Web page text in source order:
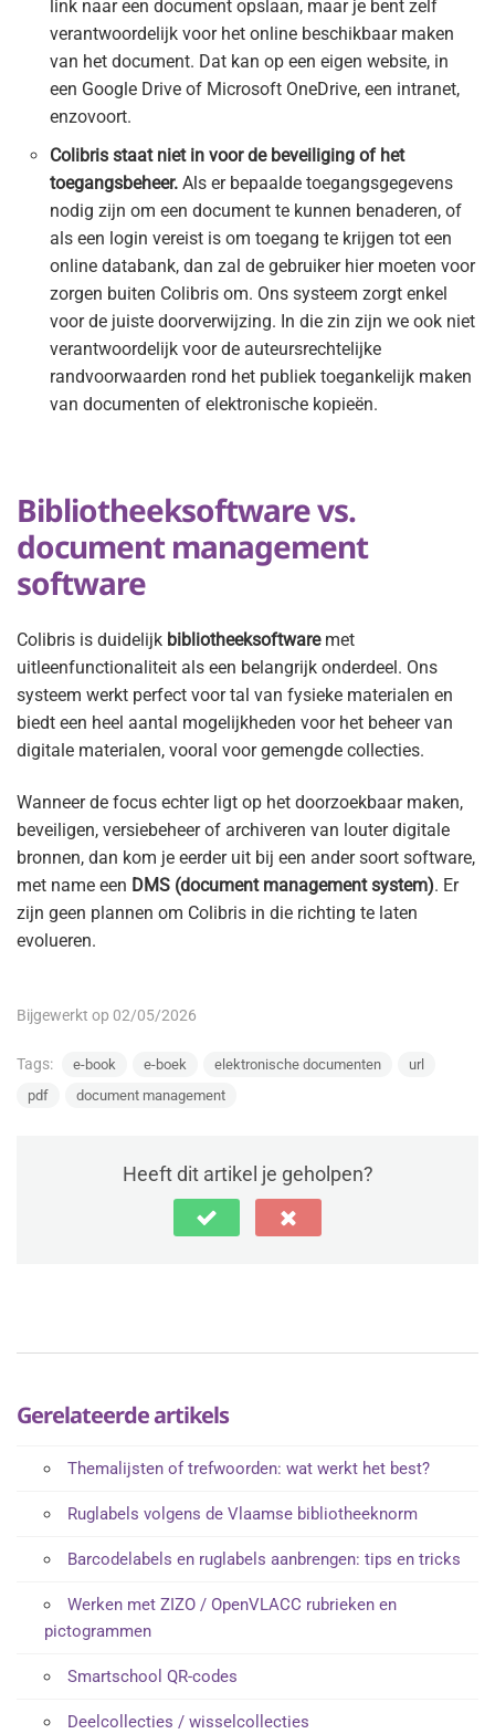
link naar een document opslaan, maar je bent zelf
verantwoordelijk voor het online beschikbaar maken
van het document. Dat kan op een eigen website, in
een Google Drive of Microsoft OneDrive, een intranet,
enzovoort.
Colibris staat niet in voor de beveiliging of het
toegangsbeheer. Als er bepaalde toegangsgegevens
nodig zijn om een document te kunnen benaderen, of
als een login vereist is om toegang te krijgen tot een
online databank, dan zal de gebruiker hier moeten voor
zorgen buiten Colibris om. Ons systeem zorgt enkel
voor de juiste doorverwijzing. In die zin zijn we ook niet
verantwoordelijk voor de auteursrechtelijke
randvoorwaarden rond het publiek toegankelijk maken
van documenten of elektronische kopieën.
Bibliotheeksoftware vs.
document management
software
Colibris is duidelijk bibliotheeksoftwaremet
uitleenfunctionaliteit als een belangrijk onderdeel. Ons
systeem werkt perfect voor tal van fysieke materialen en
biedt een heel aantal mogelijkheden voor het beheer van
digitale materialen, vooral voor gemengde collecties.
Wanneer de focus echter ligt op het doorzoekbaar maken,
beveiligen, versiebeheer of archiveren van louter digitale
bronnen, dan kom je eerder uit bij een ander soort software,
met name een DMS (document management system). Er
zijn geen plannen om Colibris in die richting te laten
evolueren.
Bijgewerkt op 02/05/2026
Tags: e-book e-boek elektronische documenten
url
pdf
document management
Heeft dit artikel je geholpen?
Gerelateerde artikels
Themalijsten of trefwoorden: wat werkt het best?
Ruglabels volgens de Vlaamse bibliotheeknorm
Barcodelabels en ruglabels aanbrengen: tips en tricks
Werken met ZIZO / OpenVLACC rubrieken en
pictogrammen
Smartschool QR-codes
Deelcollecties / wisselcollecties